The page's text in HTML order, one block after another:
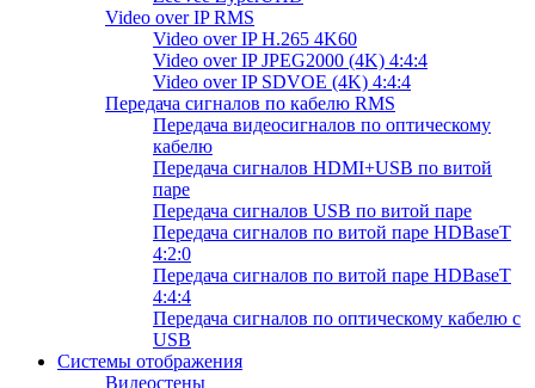
Video over IP RMS
Video over IP H.265 4K60
Video over IP JPEG2000 (4K) 4:4:4
Video over IP SDVOE (4K) 4:4:4
Передача сигналов по кабелю RMS
Передача видеосигналов по оптическому
кабелю
Передача сигналов HDMI+USB по витой
паре
Передача сигналов USB по витой паре
Передача сигналов по витой паре HDBaseT
4:2:0
Передача сигналов по витой паре HDBaseT
4:4:4
Передача сигналов по оптическому кабелю с
USB
Системы отображения
Видеостены